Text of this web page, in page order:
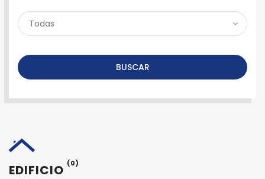
BUSCAR
EDIFICIO (0)